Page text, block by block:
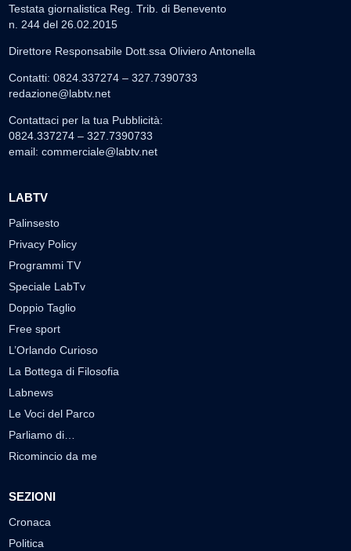
Testata giornalistica Reg. Trib. di Benevento
n. 244 del 26.02.2015
Direttore Responsabile Dott.ssa Oliviero Antonella
Contatti: 0824.337274 – 327.7390733
redazione@labtv.net
Contattaci per la tua Pubblicità:
0824.337274 – 327.7390733
email: commerciale@labtv.net
LABTV
Palinsesto
Privacy Policy
Programmi TV
Speciale LabTv
Doppio Taglio
Free sport
L’Orlando Curioso
La Bottega di Filosofia
Labnews
Le Voci del Parco
Parliamo di…
Ricomincio da me
SEZIONI
Cronaca
Politica